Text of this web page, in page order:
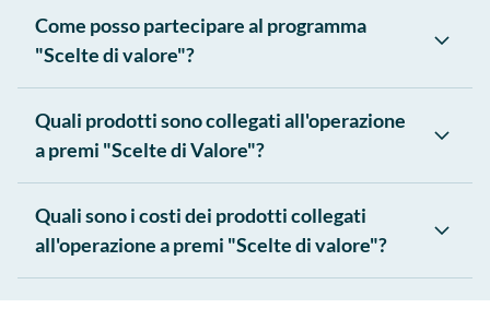
Come posso partecipare al programma
"Scelte di valore"?
Quali prodotti sono collegati all'operazione
a premi "Scelte di Valore"?
Quali sono i costi dei prodotti collegati
all'operazione a premi "Scelte di valore"?